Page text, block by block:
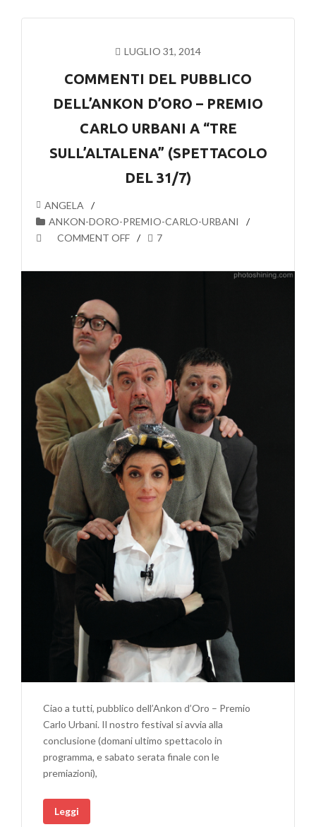
LUGLIO 31, 2014
COMMENTI DEL PUBBLICO
DELL’ANKON D’ORO – PREMIO
CARLO URBANI A “TRE
SULL’ALTALENA” (SPETTACOLO
DEL 31/7)
ANGELA
ANKON-DORO-PREMIO-CARLO-URBANI
COMMENT OFF
7
Ciao a tutti, pubblico dell’Ankon d’Oro – Premio
Carlo Urbani. Il nostro festival si avvia alla
conclusione (domani ultimo spettacolo in
programma, e sabato serata finale con le
premiazioni),
Leggi